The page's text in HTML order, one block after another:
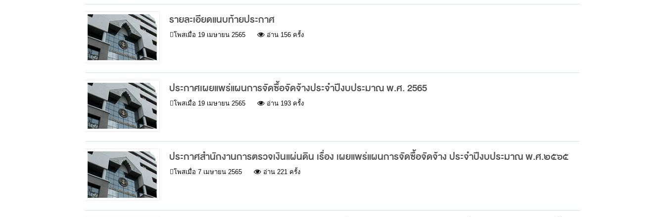
รายละเอียดแนบท้ายประกาศ
โพสเมื่อ 19 เมษายน 2565 อ่าน 156 ครั้ง
ประกาศเผยแพร่แผนการจัดซื้อจัดจ้างประจำปีงบประมาณ พ.ศ. 2565
โพสเมื่อ 19 เมษายน 2565 อ่าน 193 ครั้ง
ประกาศสำนักงานการตรวจเงินแผ่นดิน เรื่อง เผยแพร่แผนการจัดซื้อจัดจ้าง ประจำปีงบประมาณ พ.ศ.๒๕๖๕
โพสเมื่อ 7 เมษายน 2565 อ่าน 221 ครั้ง